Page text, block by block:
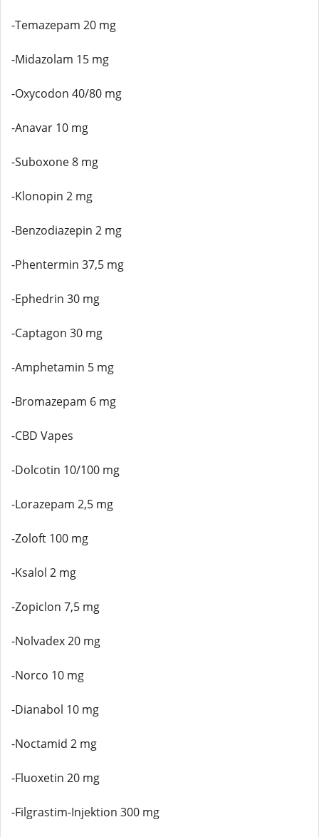
-Temazepam 20 mg
-Midazolam 15 mg
-Oxycodon 40/80 mg
-Anavar 10 mg
-Suboxone 8 mg
-Klonopin 2 mg
-Benzodiazepin 2 mg
-Phentermin 37,5 mg
-Ephedrin 30 mg
-Captagon 30 mg
-Amphetamin 5 mg
-Bromazepam 6 mg
-CBD Vapes
-Dolcotin 10/100 mg
-Lorazepam 2,5 mg
-Zoloft 100 mg
-Ksalol 2 mg
-Zopiclon 7,5 mg
-Nolvadex 20 mg
-Norco 10 mg
-Dianabol 10 mg
-Noctamid 2 mg
-Fluoxetin 20 mg
-Filgrastim-Injektion 300 mg